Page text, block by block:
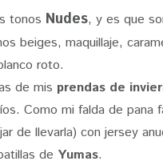
tonos Nudes, y es que
beiges, maquillaje,
roto.
de mis prendas de
Como mi falda de pana
de llevarla) con jersey
de Yumas.